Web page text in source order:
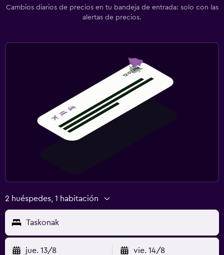
Cambios diarios de precios en tu bandeja de entrada: solo con las
alertas de precios.
2 huéspedes, 1 habitación
Taskonak
jue. 13/8 vie. 14/8